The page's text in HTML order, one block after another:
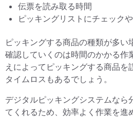
伝票を読み取る時間
ピッキングリストにチェック
ピッキングする商品の種類が多い
確認していくのは時間のかかる作
えによってピッキングする商品を
タイムロスもあるでしょう。
デジタルピッキングシステムなら
てくれるため、効率よく作業を進